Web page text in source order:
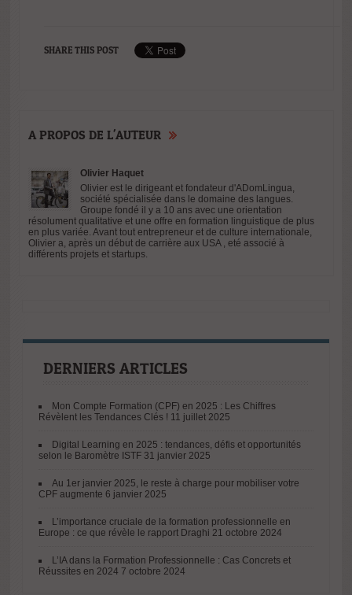
SHARE THIS POST
A PROPOS DE L'AUTEUR
Olivier Haquet
Olivier est le dirigeant et fondateur d'ADomLingua,
société spécialisée dans le domaine des langues.
Groupe fondé il y a 10 ans avec une orientation
résolument qualitative et une offre en formation linguistique de plus
en plus variée. Avant tout entrepreneur et de culture internationale,
Olivier a, après un début de carrière aux USA , eté associé à
différents projets et startups.
DERNIERS ARTICLES
Mon Compte Formation (CPF) en 2025 : Les Chiffres
Révèlent les Tendances Clés ! 11 juillet 2025
Digital Learning en 2025 : tendances, défis et opportunités
selon le Baromètre ISTF 31 janvier 2025
Au 1er janvier 2025, le reste à charge pour mobiliser votre
CPF augmente 6 janvier 2025
L’importance cruciale de la formation professionnelle en
Europe : ce que révèle le rapport Draghi 21 octobre 2024
L’IA dans la Formation Professionnelle : Cas Concrets et
Réussites en 2024 7 octobre 2024